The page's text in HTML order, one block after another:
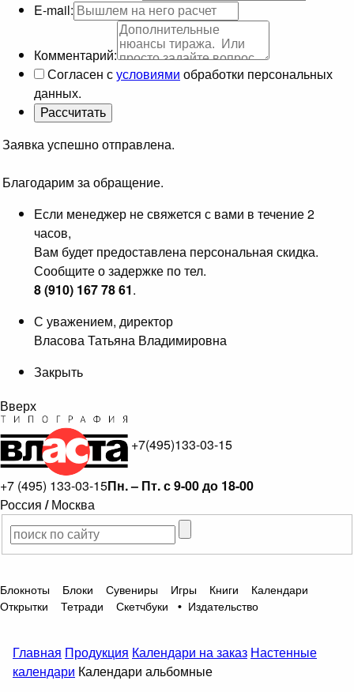
E-mail:
Комментарий:
Согласен сусловиями обработки персональных
данных.
Заявка успешно отправлена.
Благодарим за обращение.
Если менеджер не свяжется с вами в течение 2
часов,
Вам будет предоставлена персональная скидка.
Сообщите о задержке по тел.
8 (910) 167 78 61.
С уважением, директор
Власова Татьяна Владимировна
Закрыть
Вверх
+7(495)133-03-15
+7 (495) 133-03-15Пн. – Пт. с 9-00 до 18-00
Россия / Москва
Блокноты Блоки Сувениры Игры Книги
Календари
Открытки
Тетради Скетчбуки • Издательство
Главная Продукция Календари на заказ Настенные
календари Календари альбомные